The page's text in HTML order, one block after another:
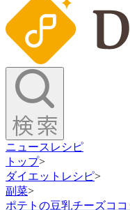
ニュース レシピ
トップ>
ダイエットレシピ>
副菜>
ポテトの豆乳チーズココ